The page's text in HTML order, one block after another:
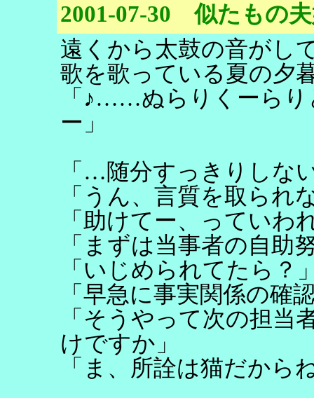
2001-07-30 似たもの
遠くから太鼓の音がし
歌を歌っている夏の夕
「♪……ぬらりくーら
ー」
「…随分すっきりしな
「うん、言質を取られ
「助けてー、っていわ
「まずは当事者の自助
「いじめられてたら？
「早急に事実関係の
「そうやって次の担当
けですか」
「ま、所詮は猫だから